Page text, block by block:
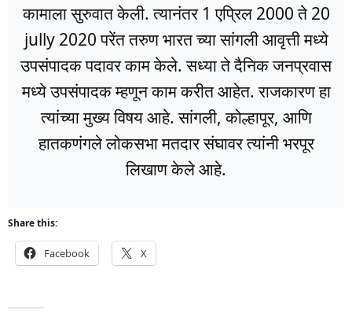
कामाला सुरुवात केली. त्यानंतर 1 एप्रिल 2000 ते 20
jully 2020 परेंत तरुण भारत च्या सांगली आवृत्ती मध्ये
उपसंपादक पदावर काम केले. सध्या ते दैनिक जनप्रवास
मध्ये उपसंपादक म्हणून काम करीत आहेत. राजकारण हा
त्यांच्या मुख्य विषय आहे. सांगली, कोल्हापूर, आणि
हातकणंगले लोकसभा मतदार संघावर त्यांनी भरपूर
लिखाण केले आहे.
Share this:
Facebook X